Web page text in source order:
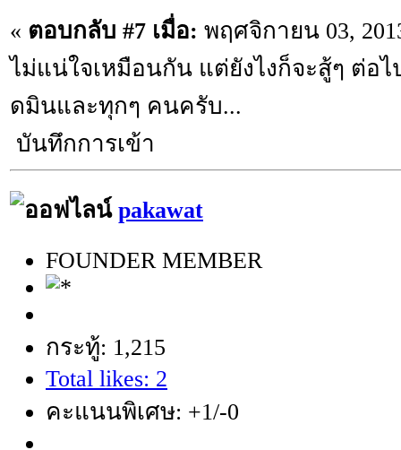
« ตอบกลับ #7 เมื่อ: พฤศจิกายน 03,
ไม่แน่ใจเหมือนกัน แต่ยังไงก็จะสู้ๆ ต่อ
ดมินและทุกๆ คนครับ...
บันทึกการเข้า
pakawat
FOUNDER MEMBER
กระทู้: 1,215
Total likes: 2
คะแนนพิเศษ: +1/-0